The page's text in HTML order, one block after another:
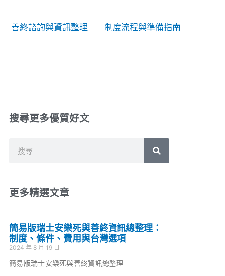
善終諮詢與資訊整理 制度流程與準備指南
搜尋更多優質好文
搜
尋
更多精選文章
簡易版瑞士安樂死與善終資訊總整理：
制度、條件、費用與台灣選項
2024 年 8 月 19 日
簡易版瑞士安樂死與善終資訊總整理